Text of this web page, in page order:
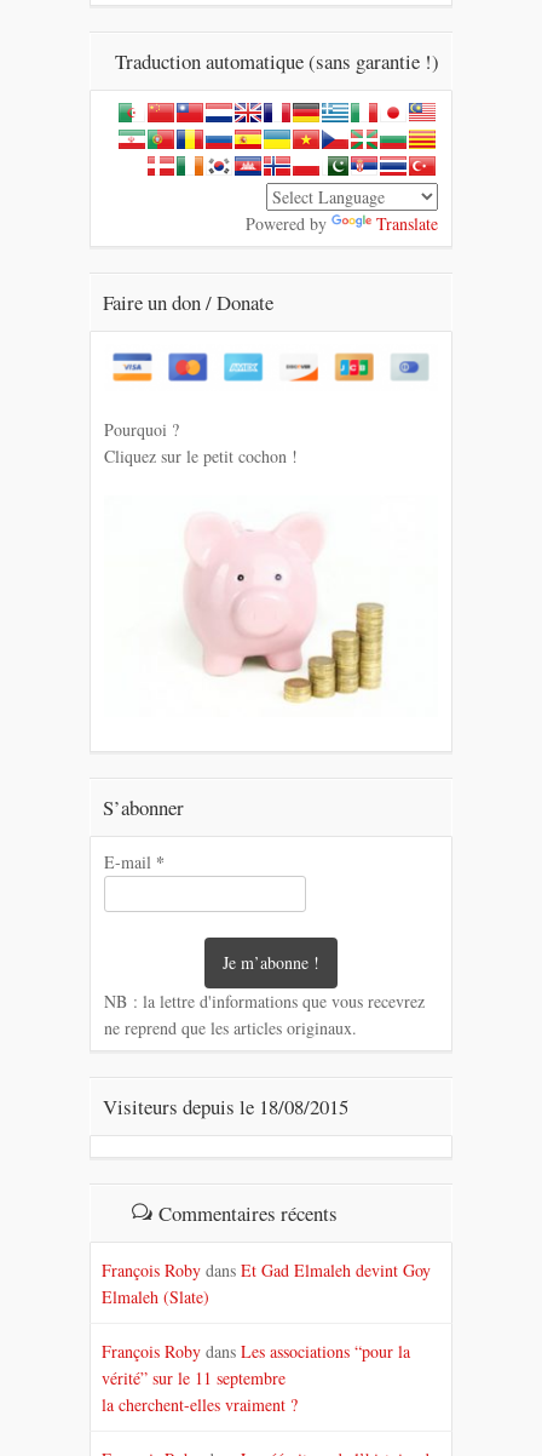
Traduction automatique (sans garantie !)
Powered by Translate
Faire un don / Donate
Pourquoi ?
Cliquez sur le petit cochon !
S’abonner
E-mail *
NB : la lettre d'informations que vous recevrez
ne reprend que les articles originaux.
Visiteurs depuis le 18/08/2015
Commentaires récents
François Roby dansEt Gad Elmaleh devint Goy
Elmaleh (Slate)
François Roby dansLes associations “pour la
vérité” sur le 11 septembre
la cherchent-elles vraiment ?